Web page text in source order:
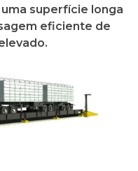
superfície longa
eficiente de